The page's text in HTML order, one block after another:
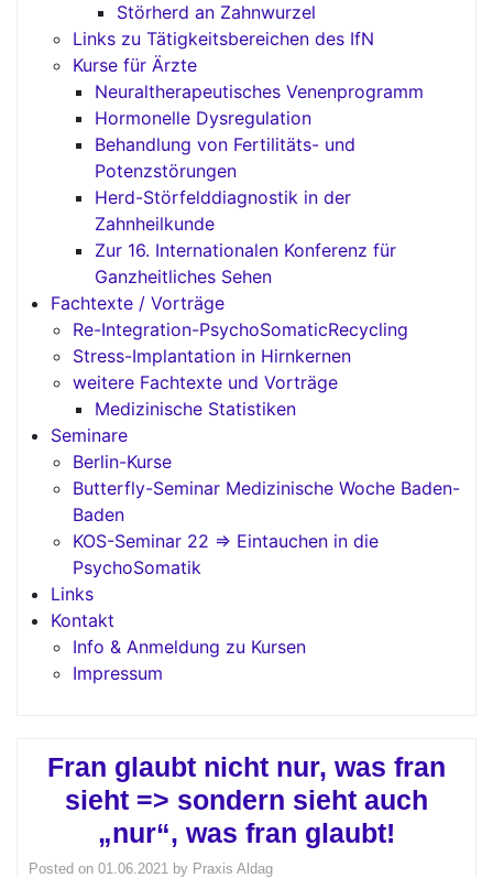
Störherd an Zahnwurzel
Links zu Tätigkeitsbereichen des IfN
Kurse für Ärzte
Neuraltherapeutisches Venenprogramm
Hormonelle Dysregulation
Behandlung von Fertilitäts- und
Potenzstörungen
Herd-Störfelddiagnostik in der
Zahnheilkunde
Zur 16. Internationalen Konferenz für
Ganzheitliches Sehen
Fachtexte / Vorträge
Re-Integration-PsychoSomaticRecycling
Stress-Implantation in Hirnkernen
weitere Fachtexte und Vorträge
Medizinische Statistiken
Seminare
Berlin-Kurse
Butterfly-Seminar Medizinische Woche Baden-
Baden
KOS-Seminar 22 => Eintauchen in die
PsychoSomatik
Links
Kontakt
Info & Anmeldung zu Kursen
Impressum
Fran glaubt nicht nur, was fran
sieht => sondern sieht auch
„nur“, was fran glaubt!
Posted on 01.06.2021 by Praxis Aldag